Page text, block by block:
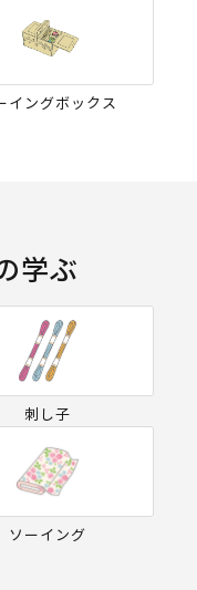
イングボックス
学ぶ
刺し子
ソーイング